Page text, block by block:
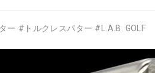
ー # トルクレスパター # L.A.B. GOLF